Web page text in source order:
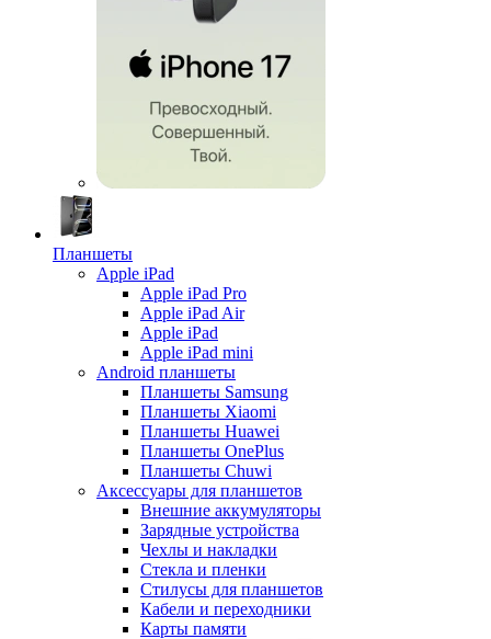
Планшеты
Apple iPad
Apple iPad Pro
Apple iPad Air
Apple iPad
Apple iPad mini
Android планшеты
Планшеты Samsung
Планшеты Xiaomi
Планшеты Huawei
Планшеты OnePlus
Планшеты Chuwi
Аксессуары для планшетов
Внешние аккумуляторы
Зарядные устройства
Чехлы и накладки
Стекла и пленки
Стилусы для планшетов
Кабели и переходники
Карты памяти